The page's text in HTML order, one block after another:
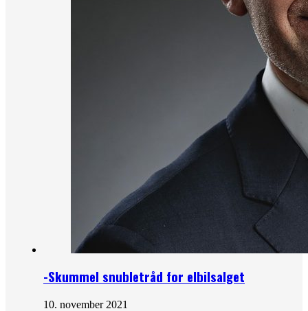
-Skummel snubletråd for elbilsalget
10. november 2021